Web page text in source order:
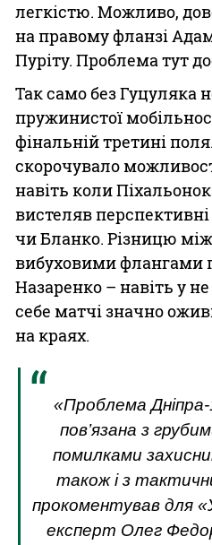
легкістю. Можливо,
на правому фланзі
Пуріту. Проблема тут
Так само без Гуцуляка
пружинистої
фінальній третині
скорочувало
навіть коли
вистеляв
чи Бланко. Різницю
вибуховими флангами
Назаренко – навіть у
себе матчі значно
на краях.
«Проблема
пов’язана з
помилками
також і з
прокоментував для
експерт Олег